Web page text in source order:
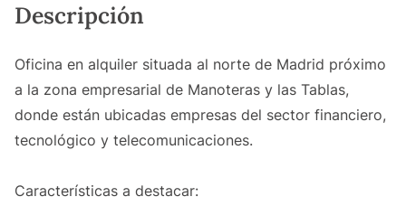
Descripción
Oficina en alquiler situada al norte de Madrid próximo
a la zona empresarial de Manoteras y las Tablas,
donde están ubicadas empresas del sector financiero,
tecnológico y telecomunicaciones.
Características a destacar: